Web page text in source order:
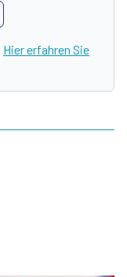
Hier erfahren Sie